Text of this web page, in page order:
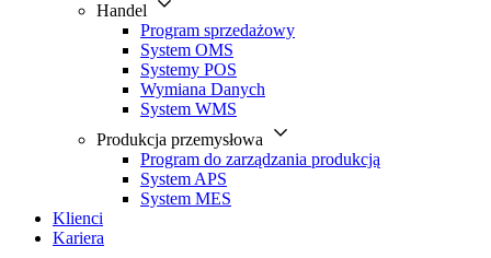
Handel
Program sprzedażowy
System OMS
Systemy POS
Wymiana Danych
System WMS
Produkcja przemysłowa
Program do zarządzania produkcją
System APS
System MES
Klienci
Kariera